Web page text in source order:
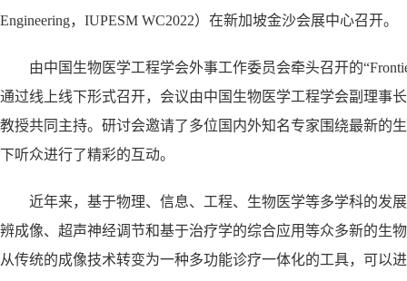
Engineering，IUPESM WC2022）在新加坡金沙会展中心召开。
由中国生物医学工程学会外事工作委员会牵头召开的
通过线上线下形式召开，会议由中国生物医学工程学会副理事
教授共同主持。研讨会邀请了多位国内外知名专家围绕最新的
下听众进行了精彩的互动。
近年来，基于物理、信息、工程、生物医学等多学科的发
辨成像、超声神经调节和基于治疗学的综合应用等众多新的生
从传统的成像技术转变为一种多功能诊疗一体化的工具，可以